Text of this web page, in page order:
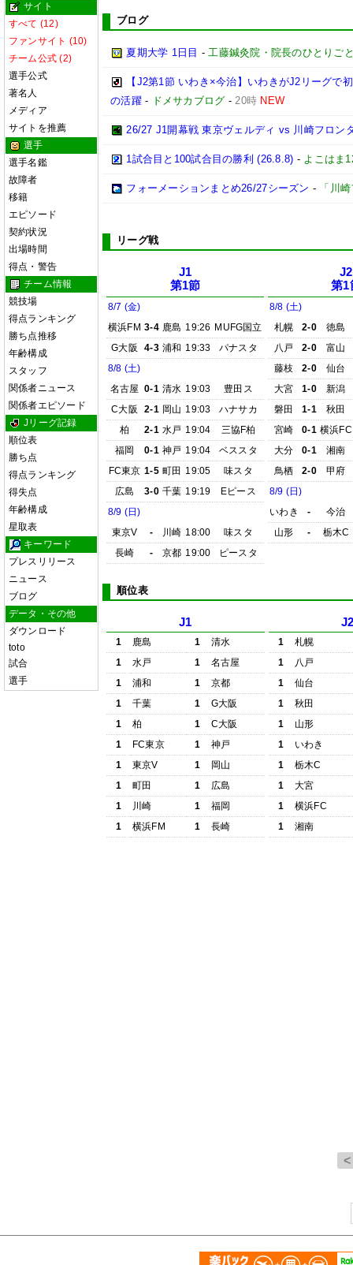
サイト
すべて (12)
ファンサイト (10)
チーム公式 (2)
選手公式
著名人
メディア
サイトを推薦
選手
選手名鑑
故障者
移籍
エピソード
契約状況
出場時間
得点・警告
チーム情報
競技場
得点ランキング
勝ち点推移
年齢構成
スタッフ
関係者ニュース
関係者エピソード
Jリーグ記録
順位表
勝ち点
得点ランキング
得失点
年齢構成
星取表
キーワード
プレスリリース
ニュース
ブログ
データ・その他
ダウンロード
toto
試合
選手
ブログ
夏期大学 1日目 -工藤鍼灸院・院長のひとりご
【J2第1節 いわき×今治】いわきがJ2リーグで
の活躍- ドメサカブログ -20時 NEW
26/27 J1開幕戦 東京ヴェルディ vs 川崎フロン
1試合目と100試合目の勝利 (26.8.8) - よこはま
フォーメーションまとめ26/27シーズン - 「川
リーグ戦
J1
第1節
8/7 (金)
横浜FM 3-4 鹿島 19:26 MUFG国立
G大阪
4-3 浦和 19:33
パナスタ
8/8 (土)
名古屋 0-1 清水 19:03
豊田ス
C大阪
2-1 岡山 19:03
ハナサカ
柏
2-1 水戸 19:04
三協F柏
福岡
0-1 神戸 19:04
ベススタ
FC東京 1-5 町田 19:05
味スタ
広島
3-0 千葉 19:19
Eピース
8/9 (日)
東京V
- 川崎 18:00
味スタ
長崎
- 京都 19:00 ピースタ
J2
第1
8/8 (土)
札幌
2-0
徳島
八戸
2-0
富山
藤枝
2-0
仙台
大宮
1-0
新潟
磐田
1-1
秋田
宮崎
0-1 横浜FC
大分
0-1
湘南
鳥栖
2-0
甲府
8/9 (日)
いわき
-
今治
山形
- 栃木C
順位表
J1
1 鹿島 1
清水
1
水戸 1
名古屋
1
浦和 1
京都
1
千葉 1
G大阪
1
柏 1
C大阪
1
FC東京 1
神戸
1
東京V 1
岡山
1
町田 1
広島
1
川崎 1
福岡
1
横浜FM 1 長崎
1
札幌
1
八戸
1
仙台
1
秋田
1
山形
1
いわき
1
栃木C
1
大宮
1
横浜FC
1
湘南